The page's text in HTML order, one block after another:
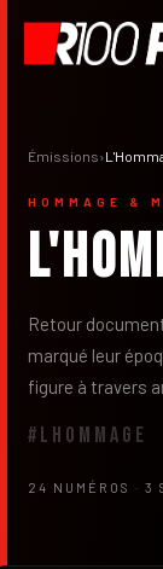
Émissions›
HOMMAGE &
Retour
marqué leur
figure à travers
#LHOMMAGE
24 NUMÉROS · 3